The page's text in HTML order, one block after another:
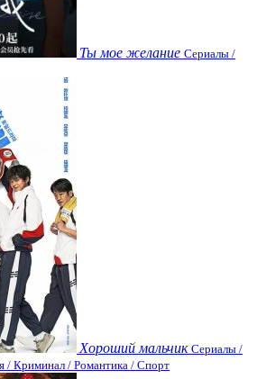
Ты мое желание Сериалы /
Хороший мальчик Сериалы /
/ Криминал / Романтика / Спорт